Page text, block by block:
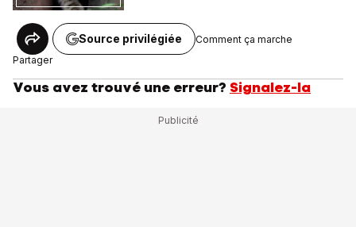
Partager
Source privilégiée Comment ça marche
Vous avez trouvé une erreur? Signalez-la